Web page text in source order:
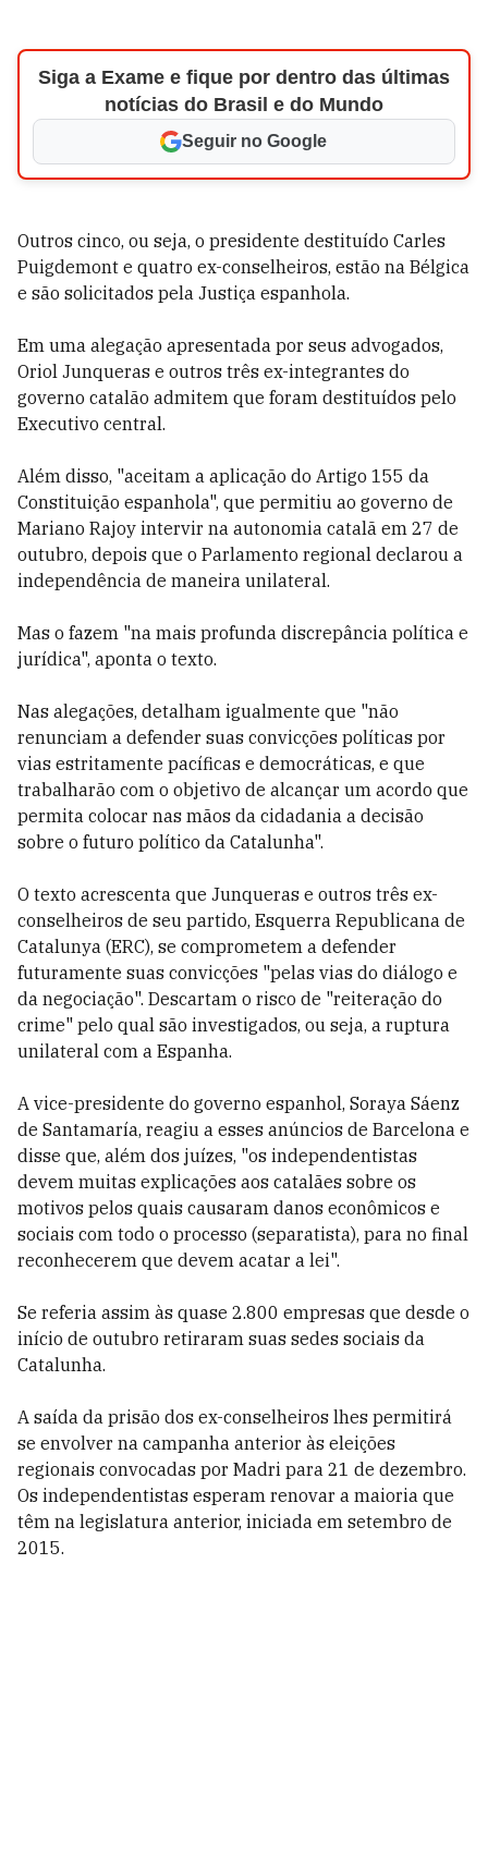
Siga a Exame e fique por dentro das últimas
notícias do Brasil e do Mundo
Seguir no Google
Outros cinco, ou seja, o presidente destituído Carles
Puigdemont e quatro ex-conselheiros, estão na Bélgica
e são solicitados pela Justiça espanhola.
Em uma alegação apresentada por seus advogados,
Oriol Junqueras e outros três ex-integrantes do
governo catalão admitem que foram destituídos pelo
Executivo central.
Além disso, "aceitam a aplicação do Artigo 155 da
Constituição espanhola", que permitiu ao governo de
Mariano Rajoy intervir na autonomia catalã em 27 de
outubro, depois que o Parlamento regional declarou a
independência de maneira unilateral.
Mas o fazem "na mais profunda discrepância política e
jurídica", aponta o texto.
Nas alegações, detalham igualmente que "não
renunciam a defender suas convicções políticas por
vias estritamente pacíficas e democráticas, e que
trabalharão com o objetivo de alcançar um acordo que
permita colocar nas mãos da cidadania a decisão
sobre o futuro político da Catalunha".
O texto acrescenta que Junqueras e outros três ex-
conselheiros de seu partido, Esquerra Republicana de
Catalunya (ERC), se comprometem a defender
futuramente suas convicções "pelas vias do diálogo e
da negociação". Descartam o risco de "reiteração do
crime" pelo qual são investigados, ou seja, a ruptura
unilateral com a Espanha.
A vice-presidente do governo espanhol, Soraya Sáenz
de Santamaría, reagiu a esses anúncios de Barcelona e
disse que, além dos juízes, "os independentistas
devem muitas explicações aos catalães sobre os
motivos pelos quais causaram danos econômicos e
sociais com todo o processo (separatista), para no final
reconhecerem que devem acatar a lei".
Se referia assim às quase 2.800 empresas que desde o
início de outubro retiraram suas sedes sociais da
Catalunha.
A saída da prisão dos ex-conselheiros lhes permitirá
se envolver na campanha anterior às eleições
regionais convocadas por Madri para 21 de dezembro.
Os independentistas esperam renovar a maioria que
têm na legislatura anterior, iniciada em setembro de
2015.